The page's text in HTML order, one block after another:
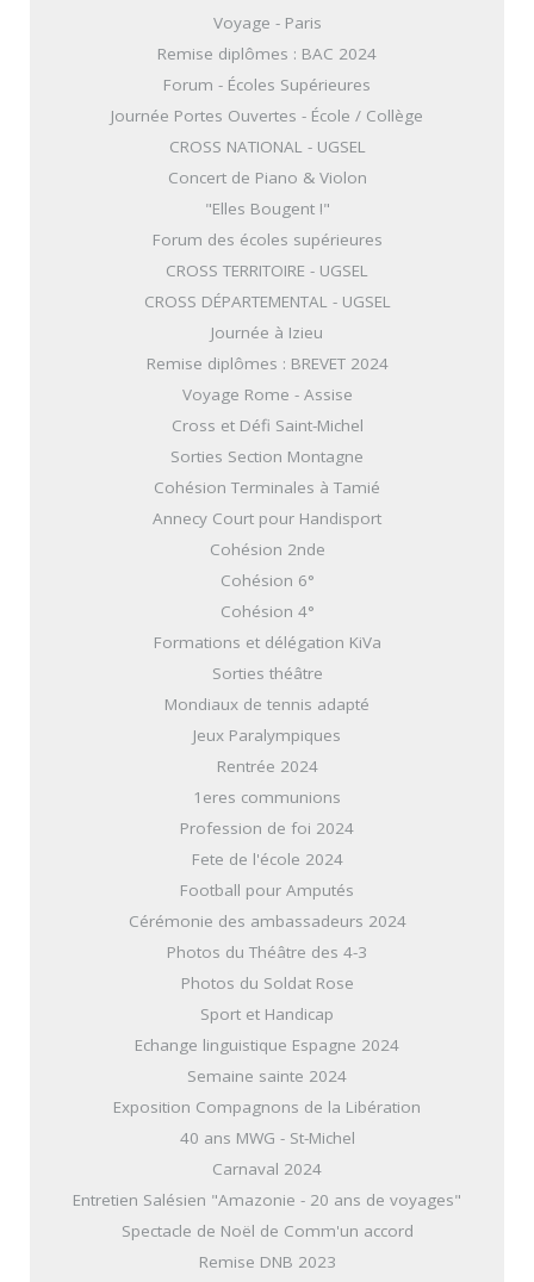
Voyage - Paris
Remise diplômes : BAC 2024
Forum - Écoles Supérieures
Journée Portes Ouvertes - École / Collège
CROSS NATIONAL - UGSEL
Concert de Piano & Violon
"Elles Bougent !"
Forum des écoles supérieures
CROSS TERRITOIRE - UGSEL
CROSS DÉPARTEMENTAL - UGSEL
Journée à Izieu
Remise diplômes : BREVET 2024
Voyage Rome - Assise
Cross et Défi Saint-Michel
Sorties Section Montagne
Cohésion Terminales à Tamié
Annecy Court pour Handisport
Cohésion 2nde
Cohésion 6°
Cohésion 4°
Formations et délégation KiVa
Sorties théâtre
Mondiaux de tennis adapté
Jeux Paralympiques
Rentrée 2024
1eres communions
Profession de foi 2024
Fete de l'école 2024
Football pour Amputés
Cérémonie des ambassadeurs 2024
Photos du Théâtre des 4-3
Photos du Soldat Rose
Sport et Handicap
Echange linguistique Espagne 2024
Semaine sainte 2024
Exposition Compagnons de la Libération
40 ans MWG - St-Michel
Carnaval 2024
Entretien Salésien "Amazonie - 20 ans de voyages"
Spectacle de Noël de Comm'un accord
Remise DNB 2023